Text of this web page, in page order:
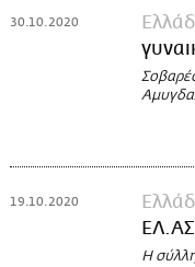
30.10.2020
19.10.2020
Η